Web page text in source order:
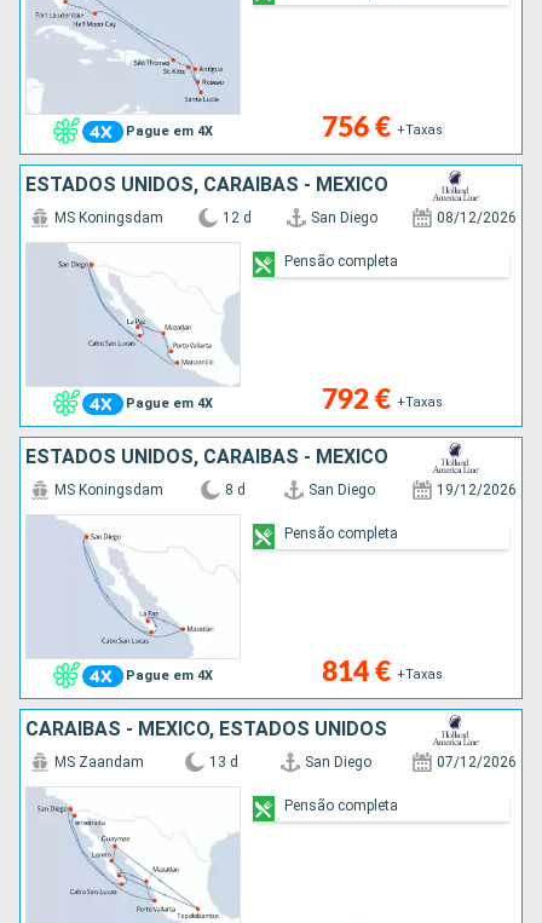
Pague em 4X 756 € +Taxas
ESTADOS UNIDOS, CARAIBAS - MEXICO
Pague em 4X
MS Koningsdam 12 d San Diego 08/12/2026
792 € +Taxas
Pensão completa
ESTADOS UNIDOS, CARAIBAS - MEXICO
Pague em 4X
MS Koningsdam 8 d San Diego 19/12/2026
814 € +Taxas
Pensão completa
CARAIBAS - MEXICO, ESTADOS UNIDOS
MS Zaandam 13 d San Diego 07/12/2026
Pensão completa